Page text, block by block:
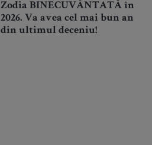
Zodia BINECUVÂNTATĂ în
2026. Va avea cel mai bun an
din ultimul deceniu!